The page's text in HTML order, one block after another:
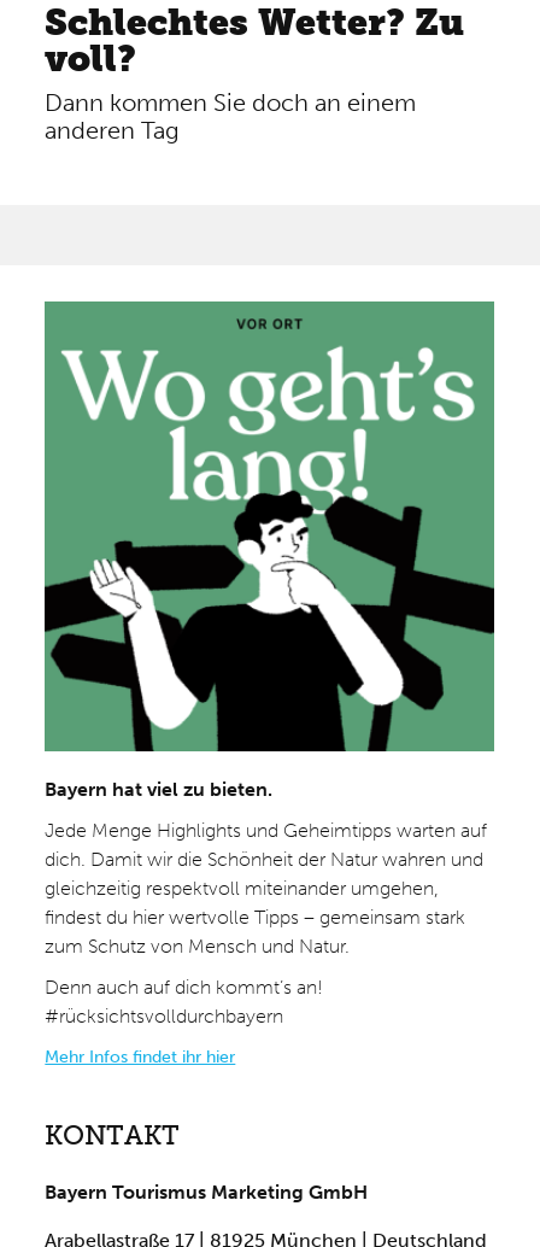
Schlechtes Wetter? Zu
voll?
Dann kommen Sie doch an einem
anderen Tag
KONTAKT
Bayern Tourismus Marketing GmbH
Arabellastraße 17 | 81925 München | Deutschland
Bayern hat viel zu bieten.
Jede Menge Highlights und Geheimtipps warten auf
dich. Damit wir die Schönheit der Natur wahren und
gleichzeitig respektvoll miteinander umgehen,
findest du hier wertvolle Tipps – gemeinsam stark
zum Schutz von Mensch und Natur.
Denn auch auf dich kommt’s an!
#rücksichtsvolldurchbayern
Mehr Infos findet ihr hier